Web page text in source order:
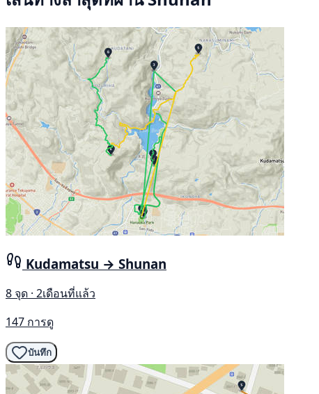
Kudamatsu → Shunan
8 จุด · 2เดือนที่แล้ว
147 การดู
บันทึก